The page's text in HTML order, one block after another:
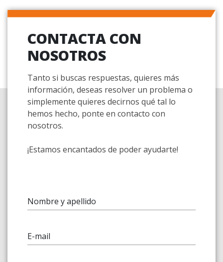
CONTACTA CON
NOSOTROS
Tanto si buscas respuestas, quieres más
información, deseas resolver un problema o
simplemente quieres decirnos qué tal lo
hemos hecho, ponte en contacto con
nosotros.
¡Estamos encantados de poder ayudarte!
Nombre y apellido
E-mail